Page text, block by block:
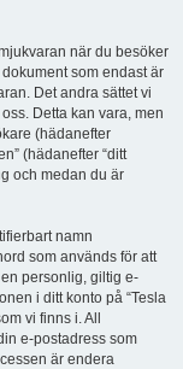
när du besöker
som endast är
Det andra sättet vi
Detta kan vara, men
(hädanefter
(hädanefter “ditt
och medan du är
namn
som används för att
personlig, giltig e-
i ditt konto på “Tesla
vi finns i. All
e-postadress som
är endera